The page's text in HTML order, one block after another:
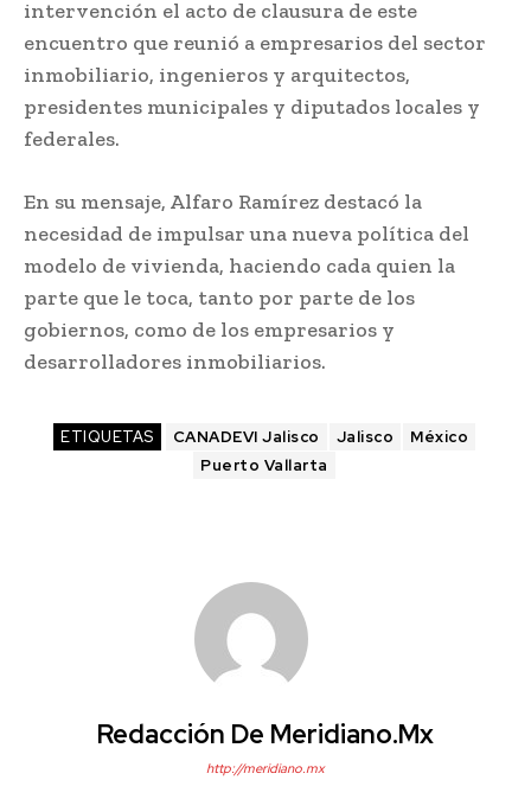
intervención el acto de clausura de este
encuentro que reunió a empresarios del sector
inmobiliario, ingenieros y arquitectos,
presidentes municipales y diputados locales y
federales.
En su mensaje, Alfaro Ramírez destacó la
necesidad de impulsar una nueva política del
modelo de vivienda, haciendo cada quien la
parte que le toca, tanto por parte de los
gobiernos, como de los empresarios y
desarrolladores inmobiliarios.
ETIQUETAS CANADEVI Jalisco Jalisco
México
Puerto Vallarta
Redacción De Meridiano.mx
http://meridiano.mx